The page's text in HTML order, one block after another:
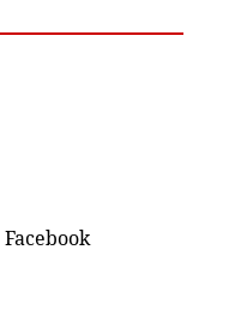
Facebook